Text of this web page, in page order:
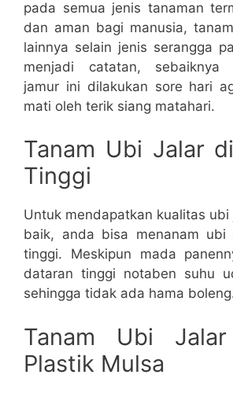
pada semua jenis tanaman
dan aman bagi manusia,
lainnya selain jenis serangga
menjadi catatan, sebaiknya
jamur ini dilakukan sore hari
mati oleh terik siang matahari.
Tanam Ubi Jalar
Tinggi
Untuk mendapatkan kualitas ubi
baik, anda bisa menanam ubi
tinggi. Meskipun mada
dataran tinggi notaben suhu
sehingga tidak ada hama
Tanam Ubi
Plastik Mulsa